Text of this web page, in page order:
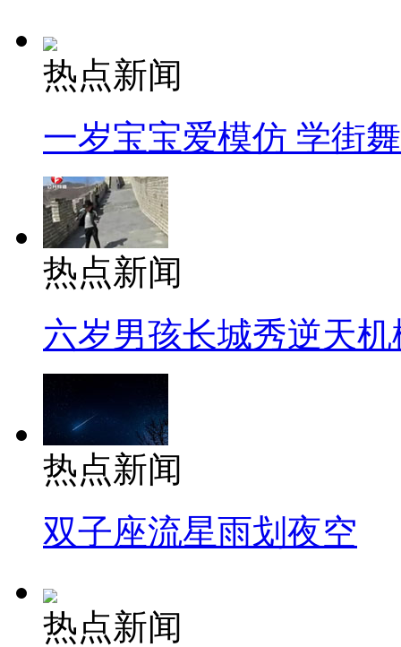
热点新闻
一岁宝宝爱模仿 学街
热点新闻
六岁男孩长城秀逆天机
热点新闻
双子座流星雨划夜空
热点新闻